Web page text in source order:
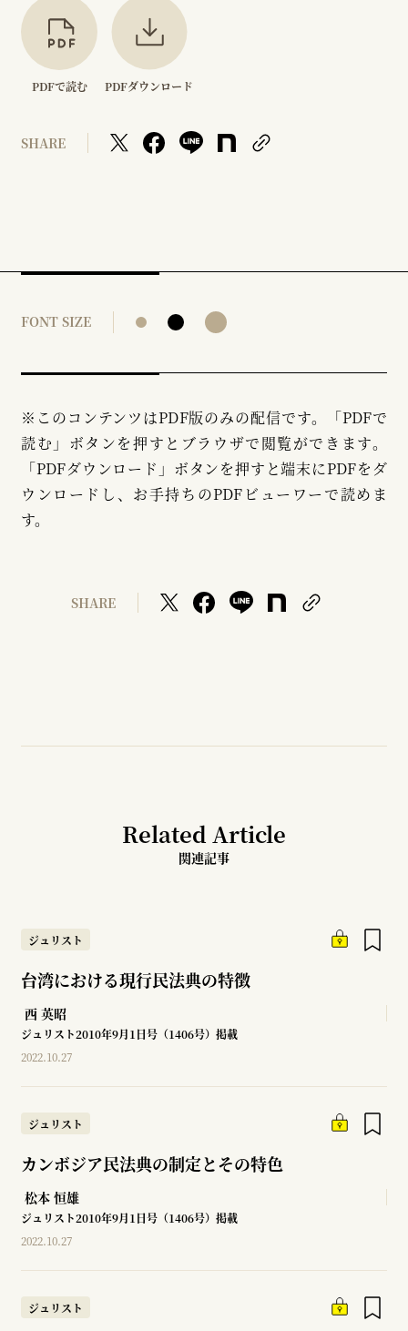
PDFで読む PDFダウンロード
SHARE
FONT SIZE
※このコンテンツはPDF版のみの配信です。「PDFで
読む」ボタンを押すとブラウザで閲覧ができます。
「PDFダウンロード」ボタンを押すと端末にPDFをダ
ウンロードし、お手持ちのPDFビューワーで読めま
す。
SHARE
Related Article
関連記事
ジュリスト
台湾における現行民法典の特徴
西 英昭
ジュリスト2010年9月1日号（1406号）掲載
2022.10.27
ジュリスト
カンボジア民法典の制定とその特色
松本 恒雄
ジュリスト2010年9月1日号（1406号）掲載
2022.10.27
ジュリスト